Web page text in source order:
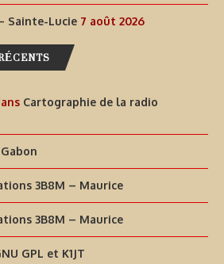
Sainte-Lucie 7 août 2026
Cartographie de la radio
3B8M – Maurice
3B8M – Maurice
GPL et K1JT